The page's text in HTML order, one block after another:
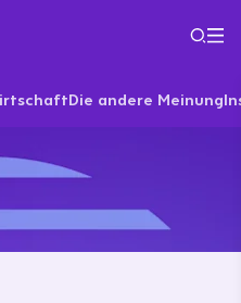
Die andere Meinung